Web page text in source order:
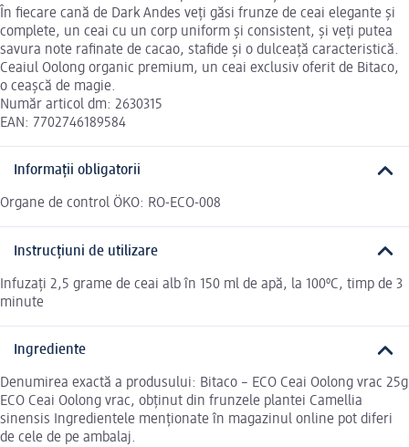
În fiecare cană de Dark Andes veți găsi frunze de ceai elegante și
complete, un ceai cu un corp uniform și consistent, și veți putea
savura note rafinate de cacao, stafide și o dulceață caracteristică.
Ceaiul Oolong organic premium, un ceai exclusiv oferit de Bitaco,
o ceașcă de magie.
Număr articol dm: 2630315
EAN: 7702746189584
Informații obligatorii
Organe de control ÖKO: RO-ECO-008
Instrucțiuni de utilizare
Infuzați 2,5 grame de ceai alb în 150 ml de apă, la 100ºC, timp de 3
minute
Ingrediente
Denumirea exactă a produsului: Bitaco – ECO Ceai Oolong vrac 25g
ECO Ceai Oolong vrac, obținut din frunzele plantei Camellia
sinensis Ingredientele menționate în magazinul online pot diferi
de cele de pe ambalaj.